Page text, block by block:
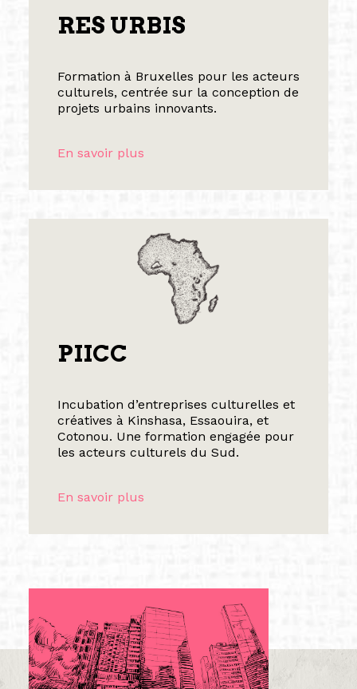
RES URBIS
Formation à Bruxelles pour les acteurs
culturels, centrée sur la conception de
projets urbains innovants.
En savoir plus
PIICC
Incubation d’entreprises culturelles et
créatives à Kinshasa, Essaouira, et
Cotonou. Une formation engagée pour
les acteurs culturels du Sud.
En savoir plus